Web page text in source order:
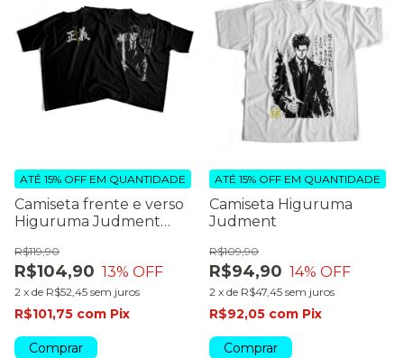
Camiseta frente e verso
Higuruma Judment
R$104,90
R$119,90
13% OFF
2 x de R$52,45 sem juros
ATÉ 15% OFF EM QUANTIDADE
R$101,75 com Pix
Comprar
Camiseta Higuruma
Judment
R$94,90
R$109,90
14% OFF
2 x de R$47,45 sem juros
ATÉ 15% OFF EM QUANTIDADE
R$92,05 com Pix
Comprar